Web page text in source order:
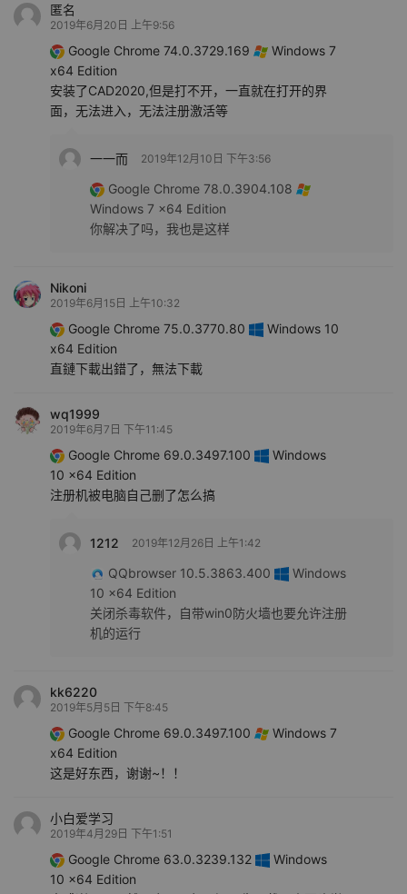
匿名
2019年6月20日 上午9:56
Google Chrome 74.0.3729.169
Windows 7
x64 Edition
安装了CAD2020,但是打不开，一直就在打开的界
面，无法进入，无法注册激活等
一一而 2019年12月10日 下午3:56
Google Chrome 78.0.3904.108
Windows 7 x64 Edition
你解决了吗，我也是这样
Nikoni
2019年6月15日 上午10:32
Google Chrome 75.0.3770.80
Windows 10
x64 Edition
直鏈下載出錯了，無法下載
wq1999
2019年6月7日 下午11:45
Google Chrome 69.0.3497.100
Windows
10 x64 Edition
注册机被电脑自己删了怎么搞
1212 2019年12月26日 上午1:42
QQbrowser 10.5.3863.400
Windows
10 x64 Edition
关闭杀毒软件，自带win0防火墙也要允许注册
机的运行
kk6220
2019年5月5日 下午8:45
Google Chrome 69.0.3497.100
Windows 7
x64 Edition
这是好东西，谢谢~！！
小白爱学习
2019年4月29日 下午1:51
Google Chrome 63.0.3239.132
Windows
10 x64 Edition